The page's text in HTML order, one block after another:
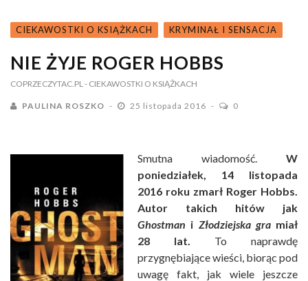
CIEKAWOSTKI O KSIĄŻKACH KRYMINAŁ I SENSACJA
NIE ŻYJE ROGER HOBBS
COPRZECZYTAC.PL - CIEKAWOSTKI O KSIĄŻKACH
PAULINA ROSZKO 25 listopada 2016 0
Smutna wiadomość. W
poniedziałek, 14 listopada
2016 roku zmarł Roger Hobbs.
Autor takich hitów jak
Ghostman i Złodziejska gramiał
28 lat. To naprawdę
przygnębiające wieści, biorąc pod
uwagę fakt, jak wiele jeszcze